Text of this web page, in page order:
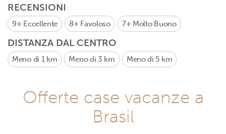
RECENSIONI
9+ Eccellente 8+ Favoloso 7+ Molto Buono
DISTANZA DAL CENTRO
Meno di 1 km Meno di 3 km Meno di 5 km
Offerte case vacanze a
Brasil